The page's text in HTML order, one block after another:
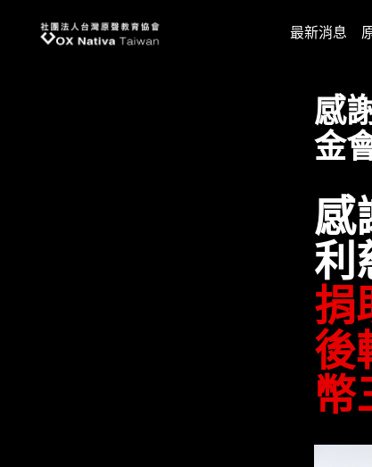
台灣原聲教育協會
最新消息
感
金
感
利
捐
後
幣